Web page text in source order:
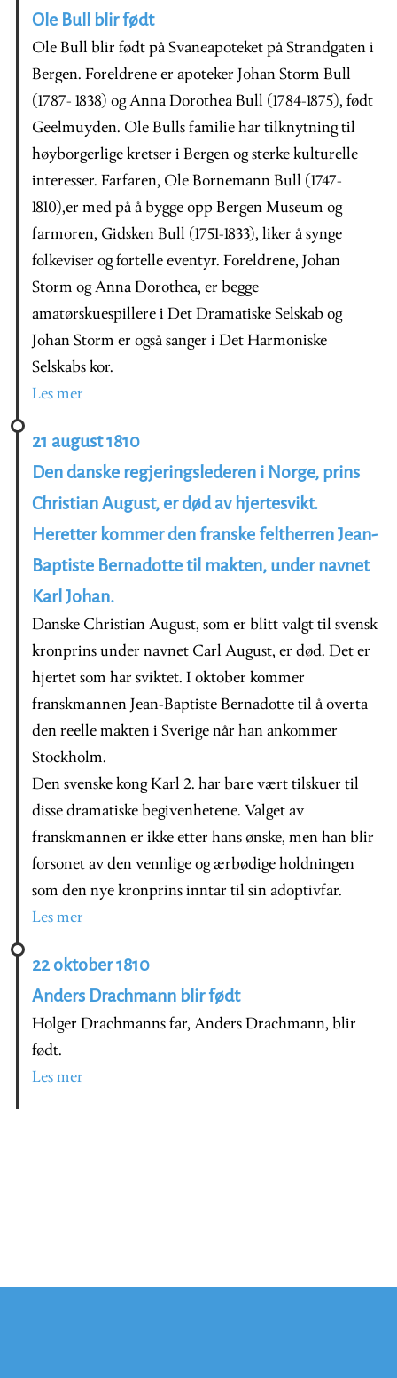
Ole Bull blir født
Ole Bull blir født på Svaneapoteket på Strandgaten i
Bergen. Foreldrene er apoteker Johan Storm Bull
(1787- 1838) og Anna Dorothea Bull (1784-1875), født
Geelmuyden. Ole Bulls familie har tilknytning til
høyborgerlige kretser i Bergen og sterke kulturelle
interesser. Farfaren, Ole Bornemann Bull (1747-
1810),er med på å bygge opp Bergen Museum og
farmoren, Gidsken Bull (1751-1833), liker å synge
folkeviser og fortelle eventyr. Foreldrene, Johan
Storm og Anna Dorothea, er begge
amatørskuespillere i Det Dramatiske Selskab og
Johan Storm er også sanger i Det Harmoniske
Selskabs kor.
Les mer
21 august 1810
Den danske regjeringslederen i Norge, prins
Christian August, er død av hjertesvikt.
Heretter kommer den franske feltherren Jean-
Baptiste Bernadotte til makten, under navnet
Karl Johan.
Danske Christian August, som er blitt valgt til svensk
kronprins under navnet Carl August, er død. Det er
hjertet som har sviktet. I oktober kommer
franskmannen Jean-Baptiste Bernadotte til å overta
den reelle makten i Sverige når han ankommer
Stockholm.
Den svenske kong Karl 2. har bare vært tilskuer til
disse dramatiske begivenhetene. Valget av
franskmannen er ikke etter hans ønske, men han blir
forsonet av den vennlige og ærbødige holdningen
som den nye kronprins inntar til sin adoptivfar.
Les mer
22 oktober 1810
Anders Drachmann blir født
Holger Drachmanns far, Anders Drachmann, blir
født.
Les mer